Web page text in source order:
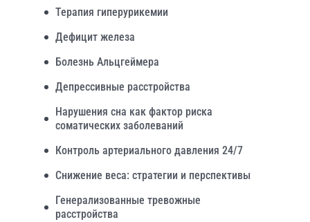
Терапия гиперурикемии
Дефицит железа
Болезнь Альцгеймера
Депрессивные расстройства
Нарушения сна как фактор риска
соматических заболеваний
Контроль артериального давления 24/7
Снижение веса: стратегии и перспективы
Генерализованные тревожные
расстройства